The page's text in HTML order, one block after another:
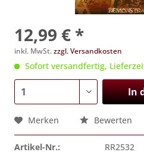
12,99 € *
inkl. MwSt.zzgl. Versandkosten
Sofort versandfertig,
In
Merken Bewerten
Artikel-Nr.:
RR2532